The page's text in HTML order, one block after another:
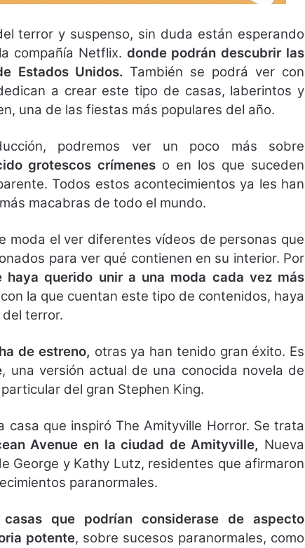
terror y suspenso, sin duda están esperando
compañía Netflix. donde podrán descubrir las
Estados Unidos. También se podrá ver con
a crear este tipo de casas, laberintos y
una de las fiestas más populares del año.
podremos ver un poco más sobre
grotescos crímenes o en los que suceden
Todos estos acontecimientos ya les han
macabras de todo el mundo.
moda el ver diferentes vídeos de personas que
para ver qué contienen en su interior. Por
haya querido unir a una moda cada vez más
la que cuentan este tipo de contenidos, haya
terror.
de estreno, otras ya han tenido gran éxito. Es
, una versión actual de una conocida novela de
del gran Stephen King.
que inspiró The Amityville Horror. Se trata
Avenue en la ciudad de Amityville, Nueva
George y Kathy Lutz, residentes que afirmaron
paranormales.
casas que podrían considerase de aspecto
potente, sobre sucesos paranormales, como